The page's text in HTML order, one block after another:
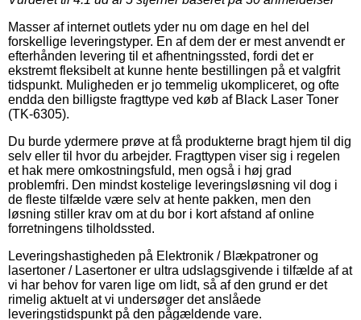
Masser af internet outlets yder nu om dage en hel del
forskellige leveringstyper. En af dem der er mest anvendt er
efterhånden levering til et afhentningssted, fordi det er
ekstremt fleksibelt at kunne hente bestillingen på et valgfrit
tidspunkt. Muligheden er jo temmelig ukompliceret, og ofte
endda den billigste fragttype ved køb af Black Laser Toner
(TK-6305).
Du burde ydermere prøve at få produkterne bragt hjem til dig
selv eller til hvor du arbejder. Fragttypen viser sig i regelen
et hak mere omkostningsfuld, men også i høj grad
problemfri. Den mindst kostelige leveringsløsning vil dog i
de fleste tilfælde være selv at hente pakken, men den
løsning stiller krav om at du bor i kort afstand af online
forretningens tilholdssted.
Leveringshastigheden på Elektronik / Blækpatroner og
lasertoner / Lasertoner er ultra udslagsgivende i tilfælde af at
vi har behov for varen lige om lidt, så af den grund er det
rimelig aktuelt at vi undersøger det anslåede
leveringstidspunkt på den pågældende vare.